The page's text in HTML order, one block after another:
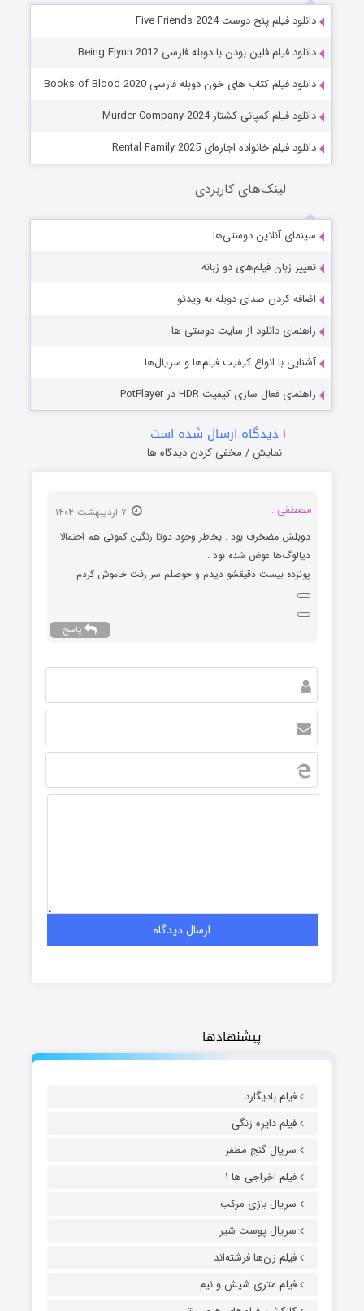
پیشنهادها
فیلم بادیگارد
فیلم دایره زنگی
سریال گنج مظفر
فیلم اخراجی ها ۱
سریال بازی مرکب
سریال پوست شیر
فیلم زن‌ها فرشته‌اند
فیلم متری شیش و نیم
دانلود فیلم پنج دوست Five Friends 2024
دانلود فیلم فلین بودن با دوبله فارسی Being Flynn 2012
دانلود فیلم کتاب های خون دوبله فارسی Books of Blood 2020
دانلود فیلم کمپانی کشتار Murder Company 2024
دانلود فیلم خانواده اجاره‌ای Rental Family 2025
لینک‌های کاربردی
سینمای آنلاین دوستی‌ها
تغییر زبان فیلم‌های دو زبانه
اضافه کردن صدای دوبله به ویدئو
راهنمای دانلود از سایت دوستی ها
آشنایی با انواع کیفیت فیلم‌ها و سریال‌ها
راهنمای فعال سازی کیفیت HDR در PotPlayer
۱ دیدگاه ارسال شده است
نمایش / مخفی کردن دیدگاه ها
مصطفی :
دوبلش مضخرف بود . بخاطر وجود دوتا رنگین کمونی هم احتمالا
دیالوگ‌ها عوض شده بود .
پونزده بیست دقیقشو دیدم و حوصلم سر رفت خاموش کردم
پاسخ